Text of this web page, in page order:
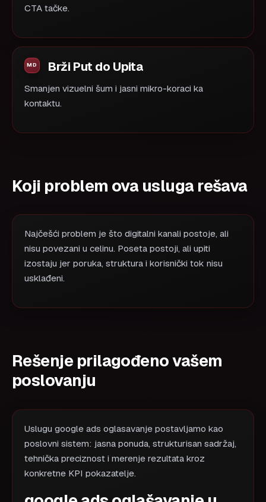
CTA tačke.
Brži Put do Upita
Smanjen vizuelni šum i jasni mikro-koraci ka
kontaktu.
Koji problem ova usluga rešava
Najčešći problem je što digitalni kanali postoje, ali
nisu povezani u celinu. Poseta postoji, ali upiti
izostaju jer poruka, struktura i korisnički tok nisu
usklađeni.
Rešenje prilagođeno vašem
poslovanju
Uslugu google ads oglasavanje postavljamo kao
poslovni sistem: jasna ponuda, strukturisan sadržaj,
tehnička preciznost i merenje rezultata kroz
konkretne KPI pokazatelje.